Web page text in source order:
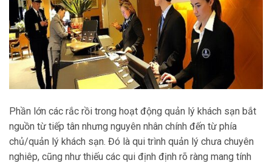
Phần lớn các rắc rồi trong hoạt động quản lý khách sạn bắt
nguồn từ tiếp tân nhưng nguyên nhân chính đến từ phía
chủ/quản lý khách sạn. Đó là qui trình quản lý chưa chuyên
nghiêp, cũng như thiếu các qui định định rõ ràng mang tính